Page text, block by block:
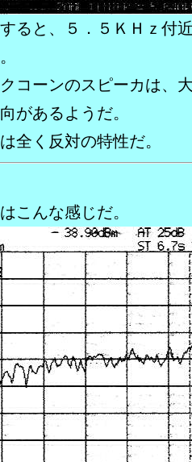
ると、５．５ＫＨｚ付
コーンのスピーカは、
があるようだ。
全く反対の特性だ。
こんな感じだ。